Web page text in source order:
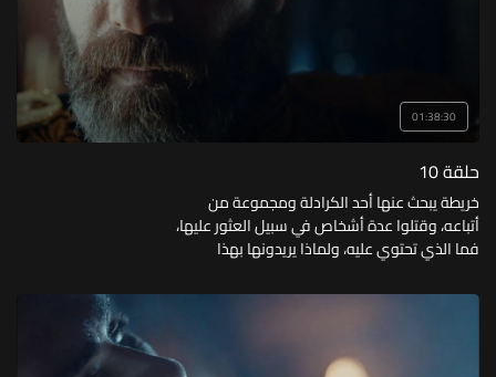
01:38:30
حلقة 10
خريطة يبحث عنها أحد الكرادلة ومجموعة من
أتباعه، وقتلوا عدة أشخاص في سبيل العثور عليها،
فما الذي تحتوي عليه، ولماذا يريدونها بهذا